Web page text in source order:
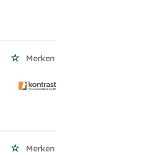
Merken
Merken